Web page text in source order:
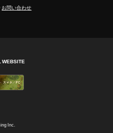
お問い合わせ
WEBSITE
Inc.